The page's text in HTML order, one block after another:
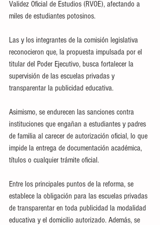
Validez Oficial de Estudios (RVOE), afectando a
miles de estudiantes potosinos.
Las y los integrantes de la comisión legislativa
reconocieron que, la propuesta impulsada por el
titular del Poder Ejecutivo, busca fortalecer la
supervisión de las escuelas privadas y
transparentar la publicidad educativa.
Asimismo, se endurecen las sanciones contra
instituciones que engañan a estudiantes y padres
de familia al carecer de autorización oficial, lo que
impide la entrega de documentación académica,
títulos o cualquier trámite oficial.
Entre los principales puntos de la reforma, se
establece la obligación para las escuelas privadas
de transparentar en toda publicidad la modalidad
educativa y el domicilio autorizado. Además, se